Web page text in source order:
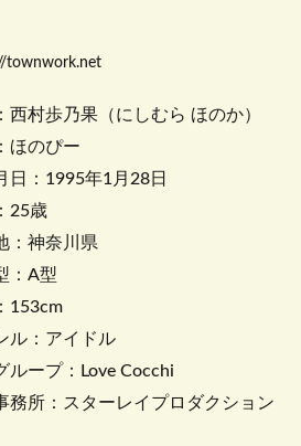
townwork.net
西村歩乃果（にしむら ほのか）
ほのぴー
日：1995年1月28日
25歳
：神奈川県
：A型
153cm
ル：アイドル
ループ：Love Cocchi
務所：スターレイプロダクション